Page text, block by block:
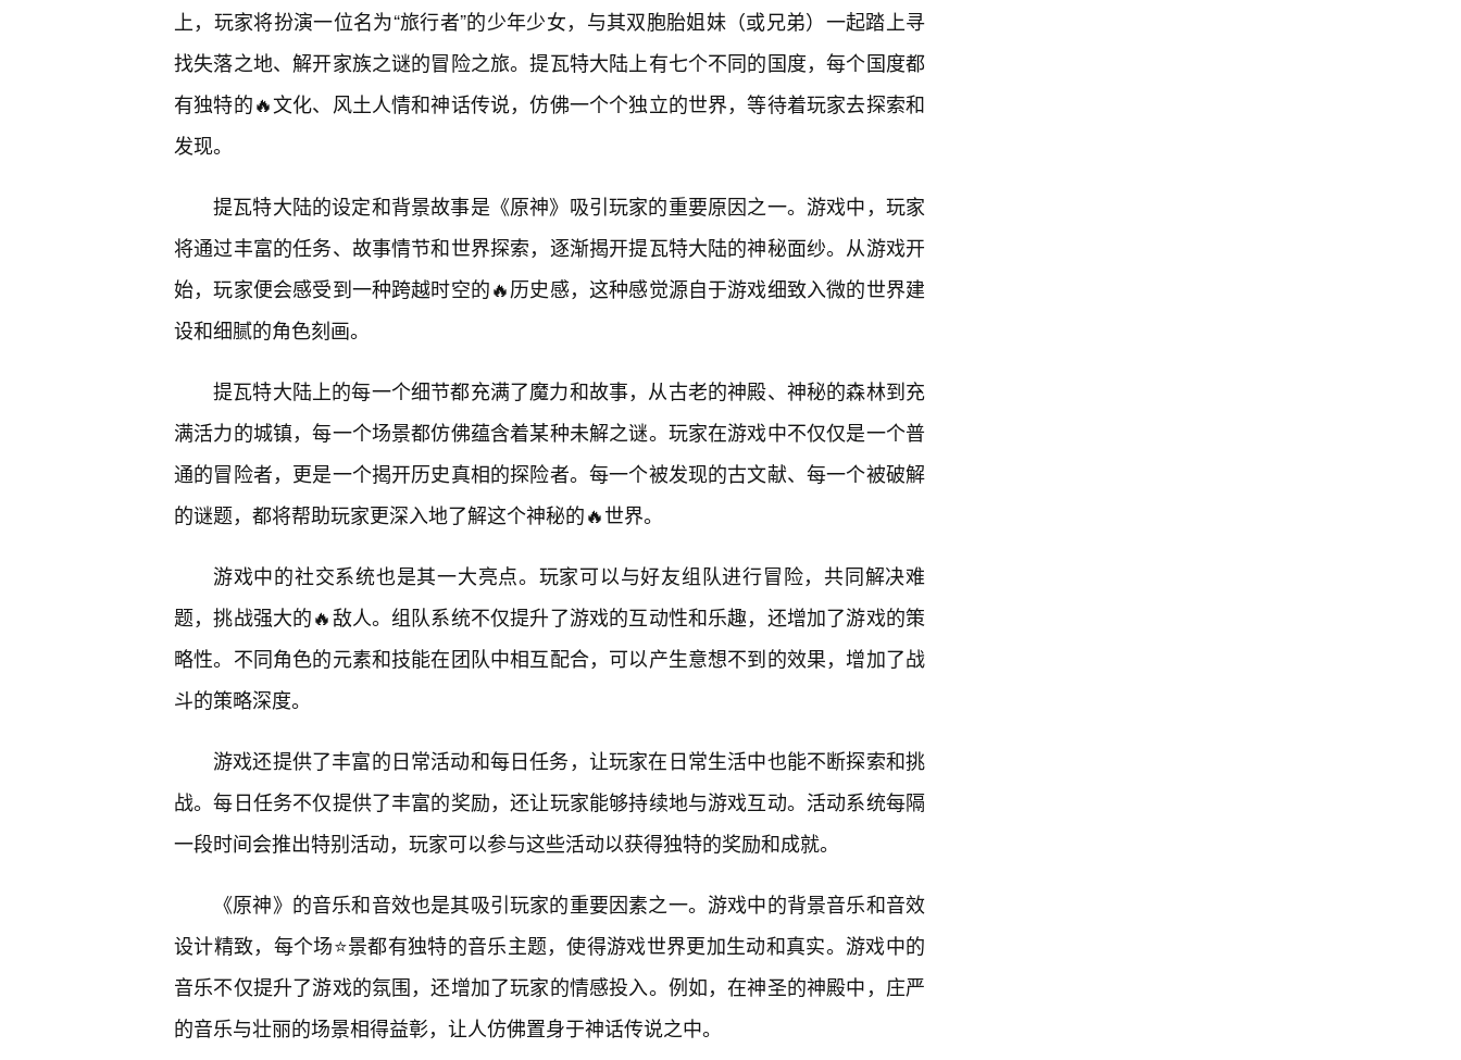
上，玩家将扮演一位名为“旅行者”的少年少女，与其双胞胎姐妹（或兄弟）一起踏上寻
找失落之地、解开家族之谜的冒险之旅。提瓦特大陆上有七个不同的国度，每个国度都
有独特的🔥文化、风土人情和神话传说，仿佛一个个独立的世界，等待着玩家去探索和
发现。
提瓦特大陆的设定和背景故事是《原神》吸引玩家的重要原因之一。游戏中，玩家
将通过丰富的任务、故事情节和世界探索，逐渐揭开提瓦特大陆的神秘面纱。从游戏开
始，玩家便会感受到一种跨越时空的🔥历史感，这种感觉源自于游戏细致入微的世界建
设和细腻的角色刻画。
提瓦特大陆上的每一个细节都充满了魔力和故事，从古老的神殿、神秘的森林到充
满活力的城镇，每一个场景都仿佛蕴含着某种未解之谜。玩家在游戏中不仅仅是一个普
通的冒险者，更是一个揭开历史真相的探险者。每一个被发现的古文献、每一个被破解
的谜题，都将帮助玩家更深入地了解这个神秘的🔥世界。
游戏中的社交系统也是其一大亮点。玩家可以与好友组队进行冒险，共同解决难
题，挑战强大的🔥敌人。组队系统不仅提升了游戏的互动性和乐趣，还增加了游戏的策
略性。不同角色的元素和技能在团队中相互配合，可以产生意想不到的效果，增加了战
斗的策略深度。
游戏还提供了丰富的日常活动和每日任务，让玩家在日常生活中也能不断探索和挑
战。每日任务不仅提供了丰富的奖励，还让玩家能够持续地与游戏互动。活动系统每隔
一段时间会推出特别活动，玩家可以参与这些活动以获得独特的奖励和成就。
《原神》的音乐和音效也是其吸引玩家的重要因素之一。游戏中的背景音乐和音效
设计精致，每个场⭐景都有独特的音乐主题，使得游戏世界更加生动和真实。游戏中的
音乐不仅提升了游戏的氛围，还增加了玩家的情感投入。例如，在神圣的神殿中，庄严
的音乐与壮丽的场景相得益彰，让人仿佛置身于神话传说之中。